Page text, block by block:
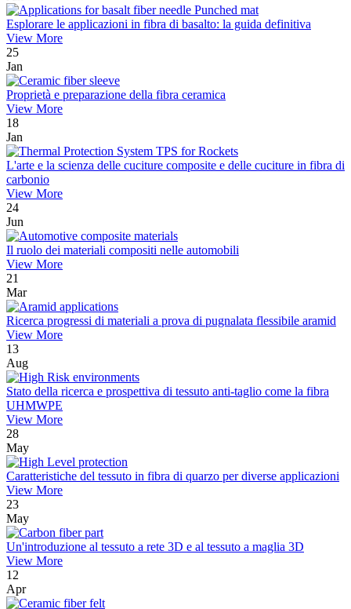
Esplorare le applicazioni in fibra di basalto: la guida definitiva
View More
25
Jan
Proprietà e preparazione della fibra ceramica
View More
18
Jan
L'arte e la scienza delle cuciture composite e delle cuciture in fibra di
carbonio
View More
24
Jun
Il ruolo dei materiali compositi nelle automobili
View More
21
Mar
Ricerca progressi di materiali a prova di pugnalata flessibile aramid
View More
13
Aug
Stato della ricerca e prospettiva di tessuto anti-taglio come la fibra
UHMWPE
View More
28
May
Caratteristiche del tessuto in fibra di quarzo per diverse applicazioni
View More
23
May
Un'introduzione al tessuto a rete 3D e al tessuto a maglia 3D
View More
12
Apr